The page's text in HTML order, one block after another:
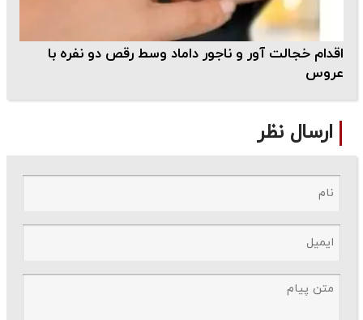
اقدام خجالت آور و ناجور داماد وسط رقص دو نفره با
عروس
ارسال نظر